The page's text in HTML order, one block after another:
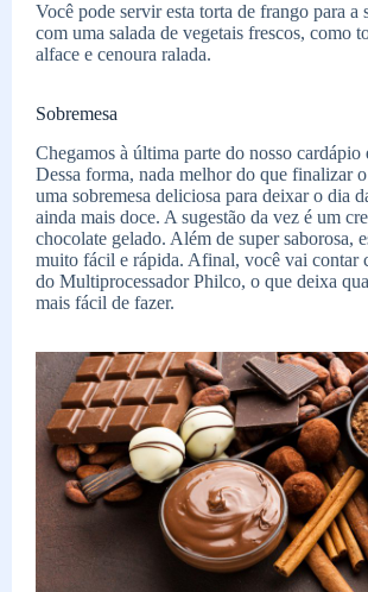
Você pode servir esta torta de frango para a
com uma salada de vegetais frescos, como
alface e cenoura ralada.
Sobremesa
Chegamos à última parte do nosso cardápio
Dessa forma, nada melhor do que finalizar
uma sobremesa deliciosa para deixar o dia
ainda mais doce. A sugestão da vez é um
chocolate gelado. Além de super saborosa,
muito fácil e rápida. Afinal, você vai contar
do Multiprocessador Philco, o que deixa
mais fácil de fazer.